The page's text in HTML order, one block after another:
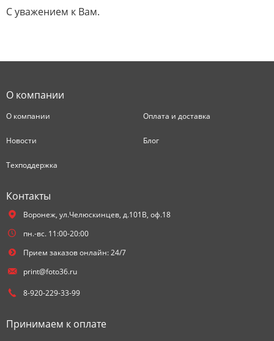
С уважением к Вам.
О компании
О компании Оплата и доставка
Новости Блог
Техподдержка
Контакты
Воронеж, ул.Челюскинцев, д.101В, оф.18
пн.-вс. 11:00-20:00
Прием заказов онлайн: 24/7
print@foto36.ru
8-920-229-33-99
Принимаем к оплате